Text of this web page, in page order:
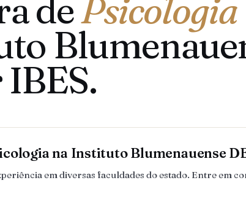
dePsicologia
na Instituto Blumenauense
em diversas faculdades do estado. Entre em